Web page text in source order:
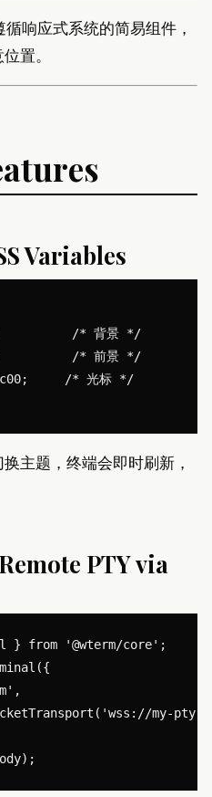
响应式系统的简易组件，
置。
Variables
/* 背景 */
/* 前景 */
/* 光标 */
主题，终端会即时刷新，
PTY via
} from '@wterm/core';
my-pty-